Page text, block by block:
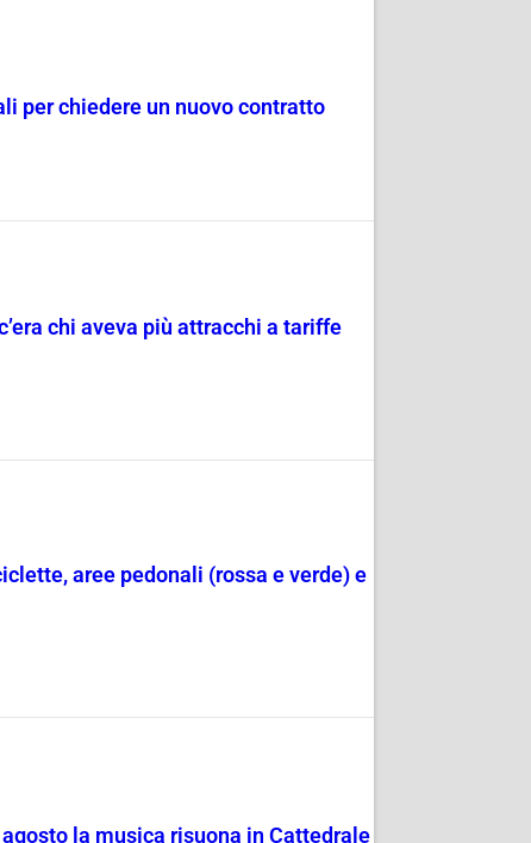
per chiedere un nuovo contratto
chi aveva più attracchi a tariffe
aree pedonali (rossa e verde) e
la musica risuona in Cattedrale